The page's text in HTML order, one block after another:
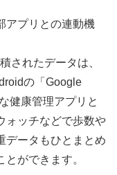
アプリとの連動機
されたデータは、
の「Google
健康管理アプリと
ォッチなどで歩数や
データもひとまとめ
ができます。